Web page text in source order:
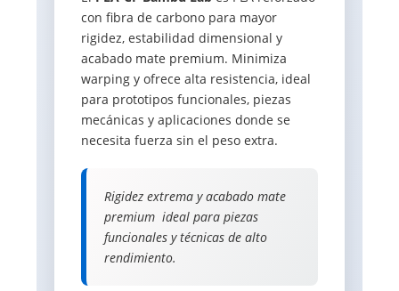
con fibra de carbono para mayor
rigidez, estabilidad dimensional y
acabado mate premium. Minimiza
warping y ofrece alta resistencia, ideal
para prototipos funcionales, piezas
mecánicas y aplicaciones donde se
necesita fuerza sin el peso extra.
Rigidez extrema y acabado mate
premium  ideal para piezas
funcionales y técnicas de alto
rendimiento.